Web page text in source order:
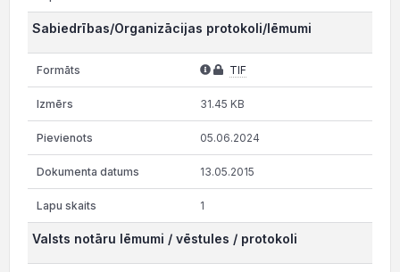
Sabiedrības/Organizācijas protokoli/lēmumi
TIF
31.45 KB
05.06.2024
13.05.2015
1
Valsts notāru lēmumi / vēstules / protokoli